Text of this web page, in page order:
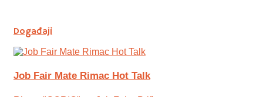
Događaji
Job Fair Mate Rimac Hot Talk